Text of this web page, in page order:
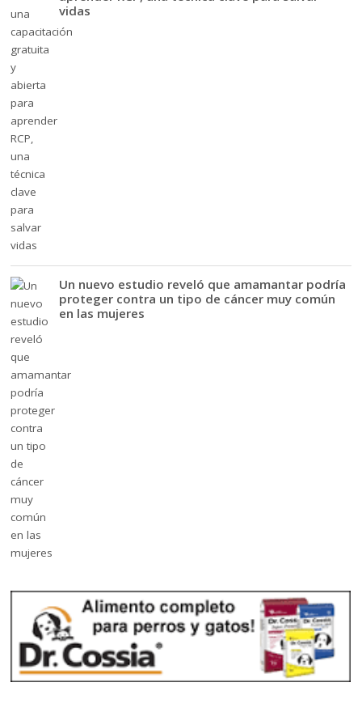
vidas
Un nuevo estudio reveló que amamantar podría
proteger contra un tipo de cáncer muy común
en las mujeres